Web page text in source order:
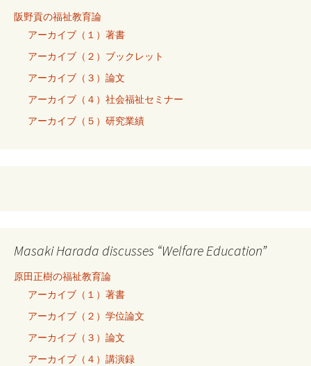
阪野貢の福祉教育論
アーカイブ（１）著書
アーカイブ（２）ブックレット
アーカイブ（３）論文
アーカイブ（４）社会福祉セミナー
アーカイブ（５）研究業績
Masaki Harada discusses “Welfare Education”
原田正樹の福祉教育論
アーカイブ（１）著書
アーカイブ（２）学位論文
アーカイブ（３）論文
アーカイブ（４）講演録